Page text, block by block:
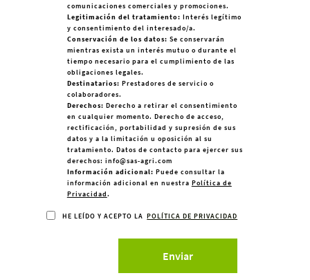
comunicaciones comerciales y promociones.
Legitimación del tratamiento: Interés legítimo
y consentimiento del interesado/a.
Conservación de los datos: Se conservarán
mientras exista un interés mutuo o durante el
tiempo necesario para el cumplimiento de las
obligaciones legales.
Destinatarios: Prestadores de servicio o
colaboradores.
Derechos: Derecho a retirar el consentimiento
en cualquier momento. Derecho de acceso,
rectificación, portabilidad y supresión de sus
datos y a la limitación u oposición al su
tratamiento. Datos de contacto para ejercer sus
derechos: info@sas-agri.com
Información adicional: Puede consultar la
información adicional en nuestra Política de
Privacidad.
HE LEÍDO Y ACEPTO LA POLÍTICA DE PRIVACIDAD
Enviar